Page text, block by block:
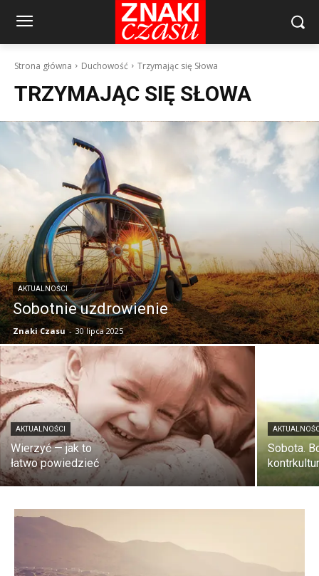
Strona główna Duchowość Trzymając się Słowa
TRZYMAJĄC SIĘ SŁOWA
AKTUALNOŚCI
Sobotnie uzdrowienie
Znaki Czasu - 30 lipca 2025
AKTUALNOŚCI
Wierzyć — jak to
łatwo powiedzieć
Sobota.